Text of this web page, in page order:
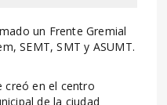
un Frente Gremial
SEMT, SMT y ASUMT.
creó en el centro
de la ciudad